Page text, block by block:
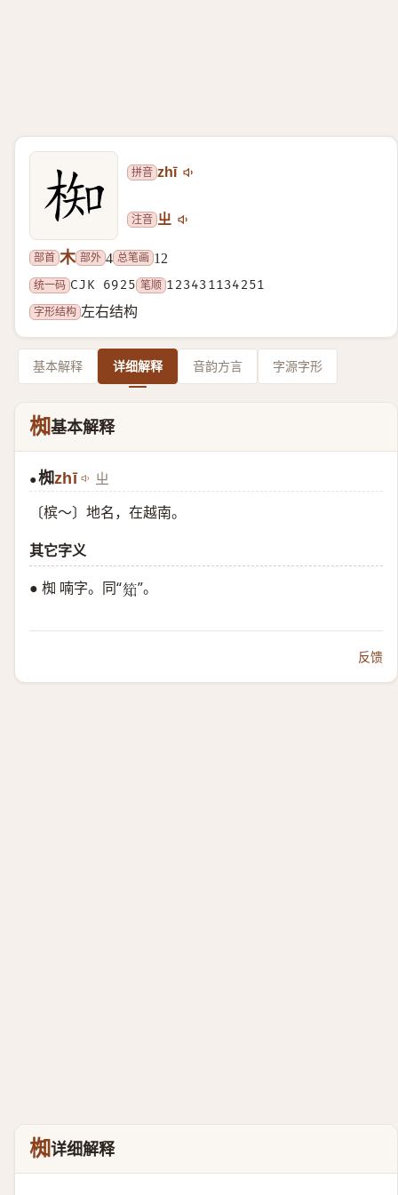
拼音 zhī
注音 ㄓ
部首 木 部外 4 总笔画 12
统一码 CJK 6925 笔顺 123431134251
字形结构 左右结构
基本解释 详细解释 音韵方言 字源字形
椥基本解释
●椥zhī ㄓ
〔槟～〕地名，在越南。
其它字义
● 椥 喃字。同“𥯌 ”。
反馈
椥详细解释